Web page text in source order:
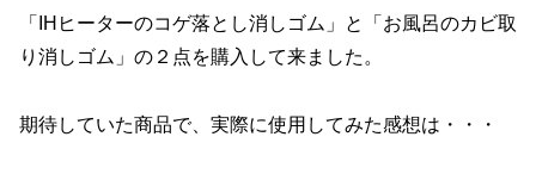
「IHヒーターのコゲ落とし消しゴム」と「お風呂のカビ取
り消しゴム」の２点を購入して来ました。
期待していた商品で、実際に使用してみた感想は・・・